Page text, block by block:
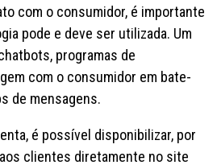
com o consumidor, é importante
pode e deve ser utilizada. Um
programas de
com o consumidor em bate-
de mensagens.
é possível disponibilizar, por
clientes diretamente no site